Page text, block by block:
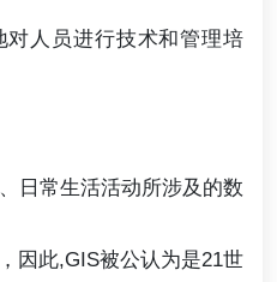
人员进行技术和管理培
日常生活活动所涉及的数
因此,GIS被公认为是21世